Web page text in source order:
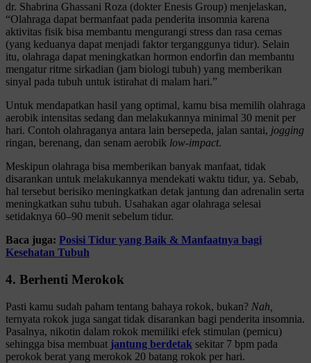
dr. Shabrina Ghassani Roza (dokter Enesis Group) menjelaskan,
“Olahraga dapat bermanfaat pada penderita insomnia karena
aktivitas fisik bisa membantu mengurangi stress dan rasa cemas
(yang keduanya dapat menjadi faktor terganggunya tidur). Selain
itu, olahraga dapat meningkatkan hormon endorfin dan membantu
mengatur ritme sirkadian (jam biologi tubuh) yang memberikan
sinyal pada tubuh untuk istirahat di malam hari.”
Untuk mendapatkan hasil yang optimal, kamu bisa memilih olahraga
aerobik intensitas sedang dan melakukannya minimal 30 menit per
hari. Contoh olahraganya antara lain bersepeda, jalan santai, jogging
ringan, berenang, dan senam aerobik low-impact.
Meskipun olahraga bisa memberikan banyak manfaat, tidak
disarankan untuk melakukannya mendekati waktu tidur, ya. Sebab,
hal tersebut berisiko meningkatkan detak jantung dan adrenalin serta
meningkatkan suhu tubuh. Usahakan agar olahraga selesai
setidaknya 60–90 menit sebelum tidur.
Baca juga: Posisi Tidur yang Baik & Manfaatnya bagi
Kesehatan Tubuh
4. Berhenti Merokok
Pasti kamu sudah paham tentang bahaya rokok, bukan? Nah,
ternyata rokok juga sangat tidak disarankan bagi penderita insomnia.
Pasalnya, nikotin dalam rokok memiliki efek stimulan (pemicu)
sehingga bisa membuat jantung berdetak sekitar 7 bpm pada
perokok berat yang merokok 20 batang rokok per hari.